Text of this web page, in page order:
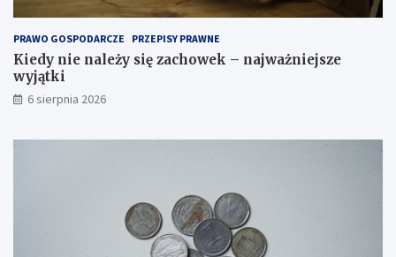
PRAWO GOSPODARCZE PRZEPISY PRAWNE
Kiedy nie należy się zachowek – najważniejsze
wyjątki
6 sierpnia 2026